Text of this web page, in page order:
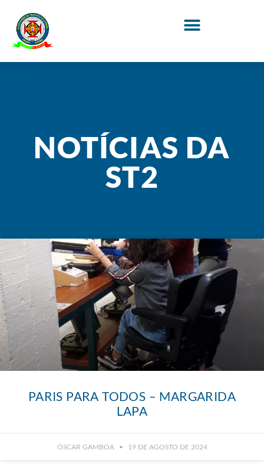
NOTÍCIAS DA
ST2
PARIS PARA TODOS – MARGARIDA
LAPA
ÓSCAR GAMBOA 19 DE AGOSTO DE 2024